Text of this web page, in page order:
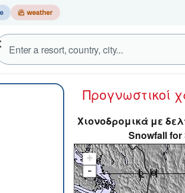
Προγνωστικοί
Χιονοδρομικά με
Snowfall for
+
-